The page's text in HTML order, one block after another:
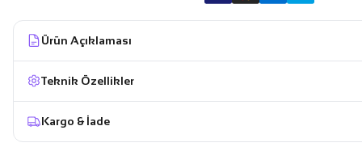
Ürün Açıklaması
Teknik Özellikler
Kargo & İade